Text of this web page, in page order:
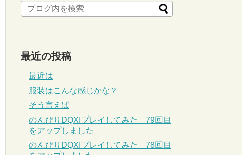
最近の投稿
最近は
服装はこんな感じかな？
そう言えば
のんびりDQXIプレイしてみた 79回目
をアップしました
のんびりDQXIプレイしてみた 78回目